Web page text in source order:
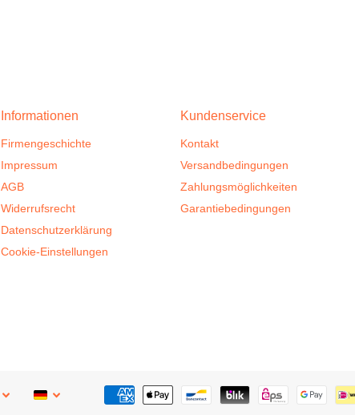
Informationen
Firmengeschichte
Impressum
AGB
Widerrufsrecht
Datenschutzerklärung
Cookie-Einstellungen
Kundenservice
Kontakt
Versandbedingungen
Zahlungsmöglichkeiten
Garantiebedingungen